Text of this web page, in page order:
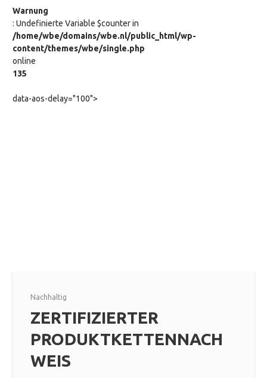
Warnung
: Undefinierte Variable $counter in
/home/wbe/domains/wbe.nl/public_html/wp-
content/themes/wbe/single.php
online
135
data-aos-delay="100">
Nachhaltig
ZERTIFIZIERTER
PRODUKTKETTENNACH
WEIS